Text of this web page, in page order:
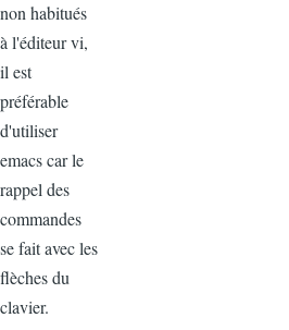
non habitués
à l'éditeur vi,
il est
préférable
d'utiliser
emacs car le
rappel des
commandes
se fait avec les
flèches du
clavier.